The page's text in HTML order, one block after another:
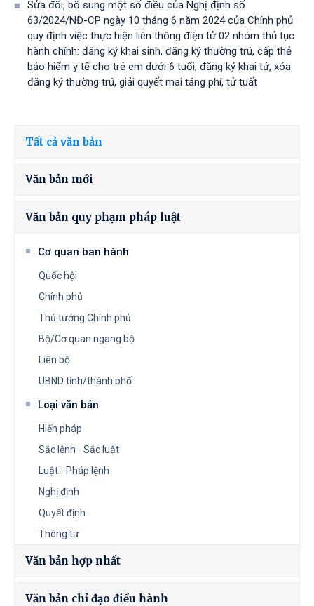
Sửa đổi, bổ sung một số điều của Nghị định số
63/2024/NĐ-CP ngày 10 tháng 6 năm 2024 của Chính phủ
quy định việc thực hiện liên thông điện tử 02 nhóm thủ tục
hành chính: đăng ký khai sinh, đăng ký thường trú, cấp thẻ
bảo hiểm y tế cho trẻ em dưới 6 tuổi; đăng ký khai tử, xóa
đăng ký thường trú, giải quyết mai táng phí, tử tuất
Tất cả văn bản
Văn bản mới
Văn bản quy phạm pháp luật
Cơ quan ban hành
Quốc hội
Chính phủ
Thủ tướng Chính phủ
Bộ/Cơ quan ngang bộ
Liên bộ
UBND tỉnh/thành phố
Loại văn bản
Hiến pháp
Sắc lệnh - Sắc luật
Luật - Pháp lệnh
Nghị định
Quyết định
Thông tư
Văn bản hợp nhất
Văn bản chỉ đạo điều hành